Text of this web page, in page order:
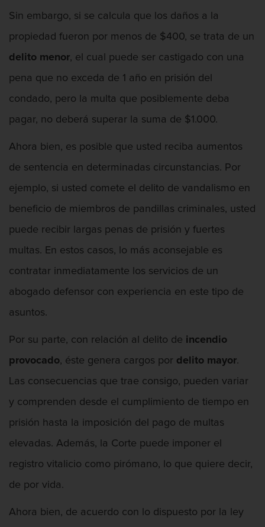
Contacto
Sin embargo, si se calcula que los daños a la
propiedad fueron por menos de $400, se trata de un
delito menor, el cual puede ser castigado con una
pena que no exceda de 1 año en prisión del
condado, pero la multa que posiblemente deba
pagar, no deberá superar la suma de $1.000.
Ahora bien, es posible que usted reciba aumentos
de sentencia en determinadas circunstancias. Por
ejemplo, si usted comete el delito de vandalismo en
beneficio de miembros de pandillas criminales, usted
puede recibir largas penas de prisión y fuertes
multas. En estos casos, lo más aconsejable es
contratar inmediatamente los servicios de un
abogado defensor con experiencia en este tipo de
asuntos.
Por su parte, con relación al delito de incendio
provocado, éste genera cargos por delito mayor.
Las consecuencias que trae consigo, pueden variar
y comprenden desde el cumplimiento de tiempo en
prisión hasta la imposición del pago de multas
elevadas. Además, la Corte puede imponer el
registro vitalicio como pirómano, lo que quiere decir,
de por vida.
Ahora bien, de acuerdo con lo dispuesto por la ley